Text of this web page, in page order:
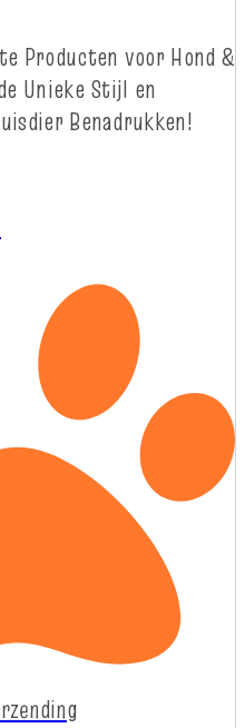
Producten voor Hond &
e Unieke Stijl en
Benadrukken!